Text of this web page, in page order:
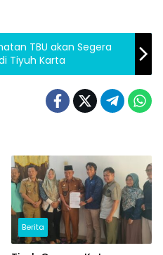
TBU akan Segera
Tiyuh Karta
Berita